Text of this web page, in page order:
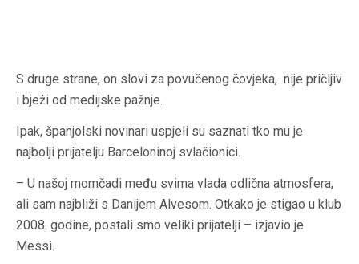
S druge strane, on slovi za povučenog čovjeka, nije pričljiv
i bježi od medijske pažnje.
Ipak, španjolski novinari uspjeli su saznati tko mu je
najbolji prijatelju Barceloninoj svlačionici.
– U našoj momčadi među svima vlada odlična atmosfera,
ali sam najbliži s Danijem Alvesom. Otkako je stigao u klub
2008. godine, postali smo veliki prijatelji – izjavio je
Messi.